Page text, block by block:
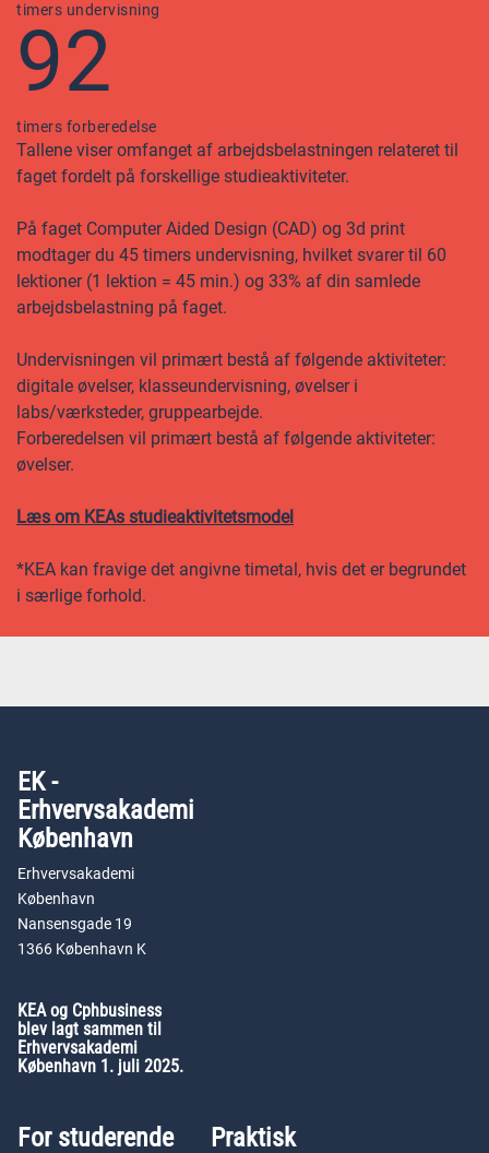
timers undervisning
92
timers forberedelse
Tallene viser omfanget af arbejdsbelastningen relateret til
faget fordelt på forskellige studieaktiviteter.
På faget Computer Aided Design (CAD) og 3d print
modtager du 45 timers undervisning, hvilket svarer til 60
lektioner (1 lektion = 45 min.) og 33% af din samlede
arbejdsbelastning på faget.
Undervisningen vil primært bestå af følgende aktiviteter:
digitale øvelser, klasseundervisning, øvelser i
labs/værksteder, gruppearbejde.
Forberedelsen vil primært bestå af følgende aktiviteter:
øvelser.
Læs om KEAs studieaktivitetsmodel
*KEA kan fravige det angivne timetal, hvis det er begrundet
i særlige forhold.
EK -
Erhvervsakademi
København
Erhvervsakademi
København
Nansensgade 19
1366 København K
KEA og Cphbusiness
blev lagt sammen til
Erhvervsakademi
København 1. juli 2025.
For studerende
Praktisk